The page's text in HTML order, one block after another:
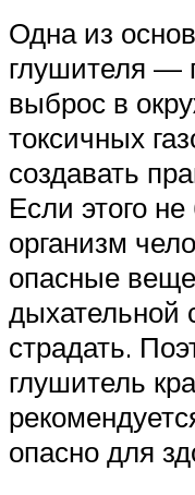
Одна из
глушителя —
выброс в
токсичных
создавать
Если этого
организм
опасные
дыхательной
страдать.
глушитель
опасно для